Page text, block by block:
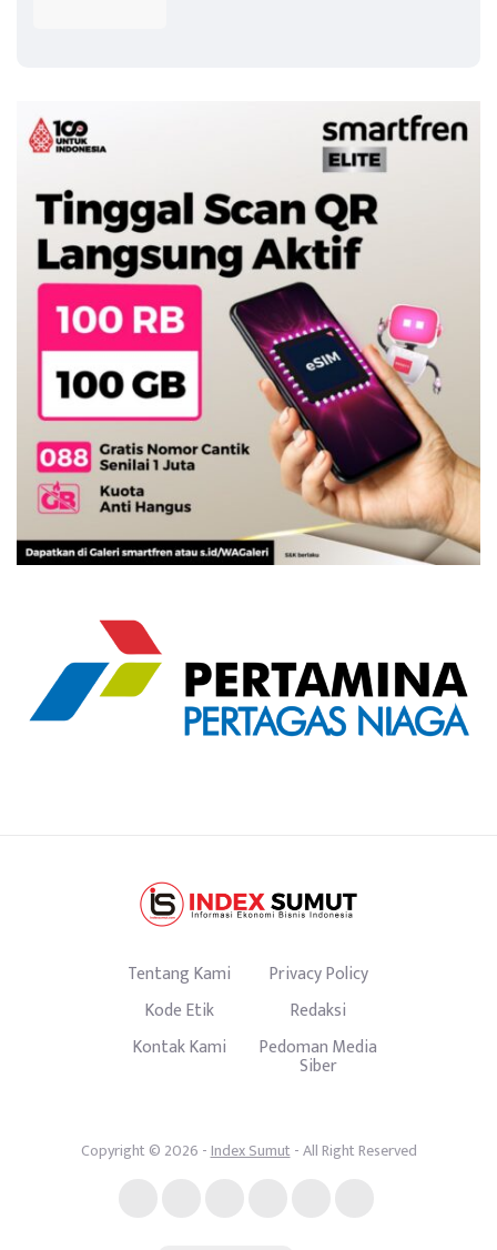
Tentang Kami
Privacy Policy
Kode Etik
Redaksi
Kontak Kami
Pedoman Media
Siber
Copyright © 2026 -Index Sumut- All Right Reserved